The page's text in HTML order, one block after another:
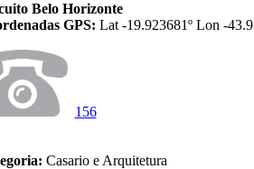
Belo Horizonte
GPS: Lat -19.923681º Lon -
156
Casario e Arquitetura